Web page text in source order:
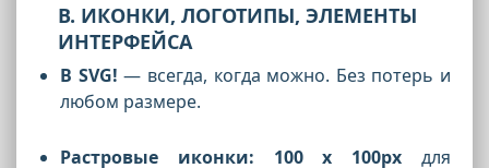
В. ИКОНКИ, ЛОГОТИПЫ, ЭЛЕМЕНТЫ
ИНТЕРФЕЙСА
В SVG! — всегда, когда можно. Без потерь и
любом размере.
Растровые иконки: 100 x 100px для